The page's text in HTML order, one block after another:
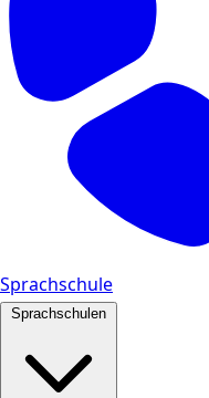
Sprachschule
Sprachschulen